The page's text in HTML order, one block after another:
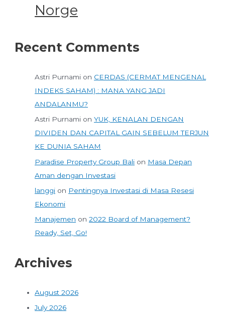
Norge
Recent Comments
Astri Purnami on CERDAS (CERMAT MENGENAL
INDEKS SAHAM) : MANA YANG JADI
ANDALANMU?
Astri Purnami onYUK, KENALAN DENGAN
DIVIDEN DAN CAPITAL GAIN SEBELUM TERJUN
KE DUNIA SAHAM
Paradise Property Group Bali on Masa Depan
Aman dengan Investasi
langgi on Pentingnya Investasi di Masa Resesi
Ekonomi
Manajemen on2022 Board of Management?
Ready, Set, Go!
Archives
August 2026
July 2026